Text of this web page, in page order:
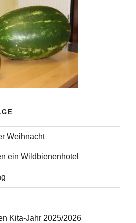
Weihnacht
ein Wildbienenhotel
Kita-Jahr 2025/2026